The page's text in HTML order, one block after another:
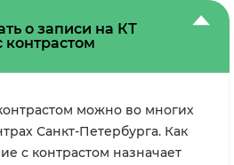
о записи на КТ
контрастом
можно во многих
Санкт-Петербурга. Как
с контрастом назначает